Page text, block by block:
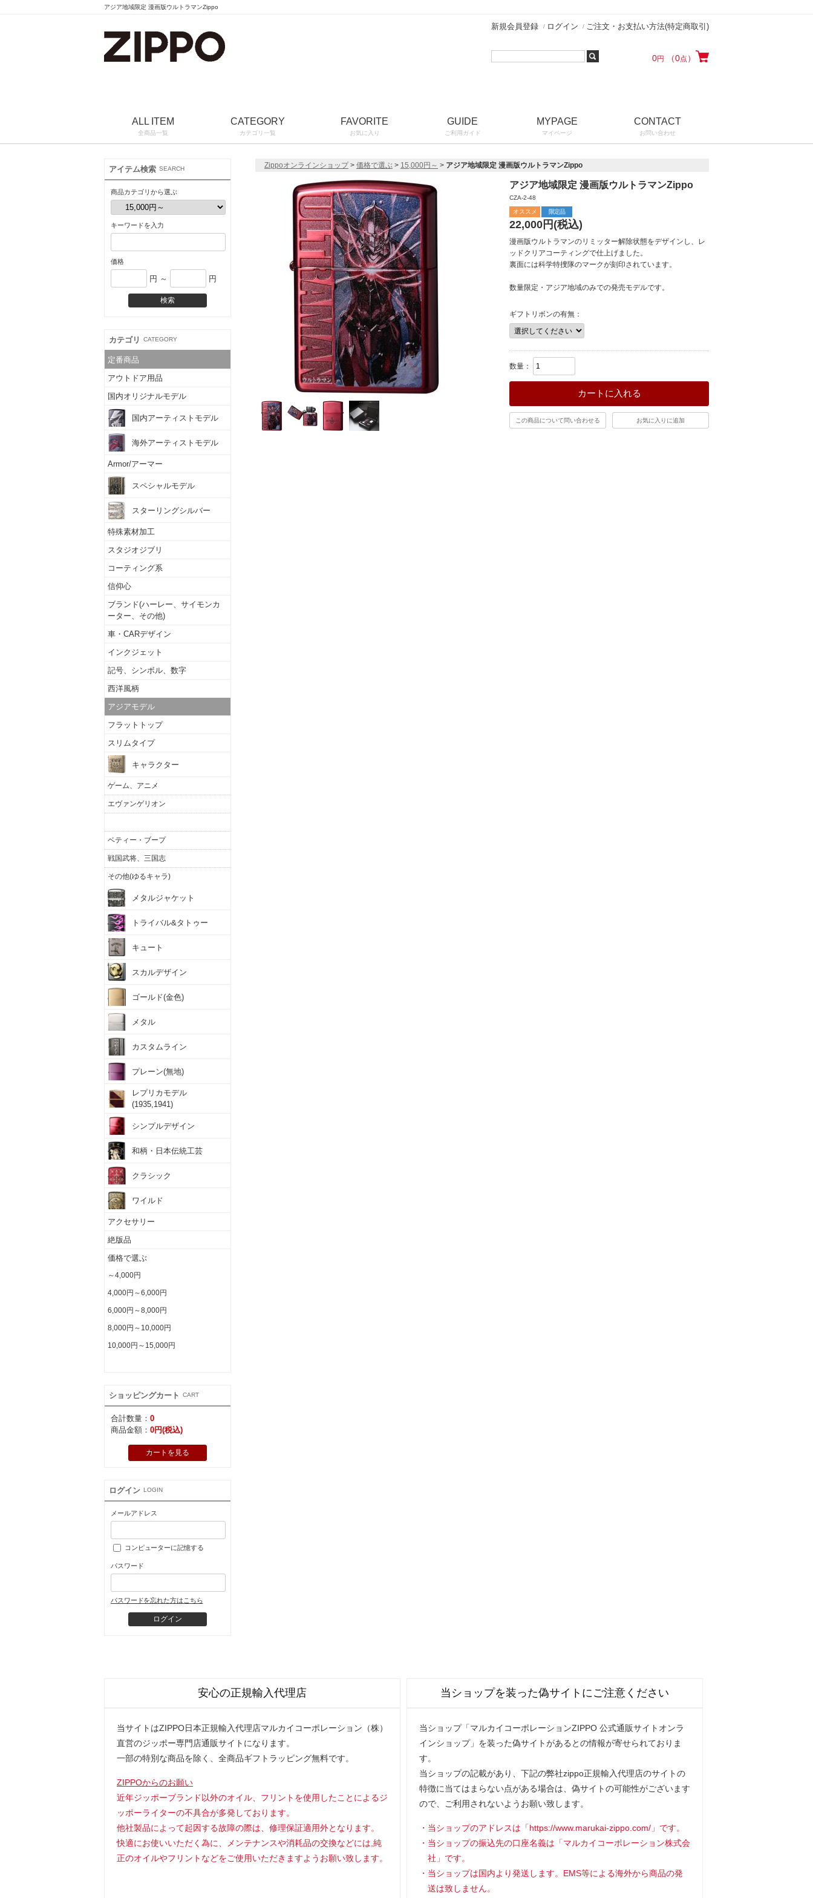
アジア地域限定 漫画版ウルトラマンZippo
新規会員登録 ログイン ご注文・お支払い方法(特定商取引)
0円 （0点 ）
ALL ITEM
全商品一覧
CATEGORY
カテゴリ一覧
FAVORITE
お気に入り
GUIDE
ご利用ガイド
MYPAGE
マイページ
CONTACT
お問い合わせ
アイテム検索 SEARCH
商品カテゴリから選ぶ
キーワードを入力
価格
円 ～ 円
カテゴリ CATEGORY
定番商品
アウトドア用品
国内オリジナルモデル
国内アーティストモデル
海外アーティストモデル
Armor/アーマー
スペシャルモデル
スターリングシルバー
特殊素材加工
スタジオジブリ
コーティング系
信仰心
ブランド(ハーレー、サイモンカ
ーター、その他)
車・CARデザイン
インクジェット
記号、シンボル、数字
西洋風柄
アジアモデル
フラットトップ
スリムタイプ
キャラクター
ゲーム、アニメ
エヴァンゲリオン
ベティー・ブープ
戦国武将、三国志
その他(ゆるキャラ)
メタルジャケット
トライバル&タトゥー
キュート
スカルデザイン
ゴールド(金色)
メタル
カスタムライン
プレーン(無地)
レプリカモデル
(1935,1941)
シンプルデザイン
和柄・日本伝統工芸
クラシック
ワイルド
アクセサリー
絶版品
価格で選ぶ
～4,000円
4,000円～6,000円
6,000円～8,000円
8,000円～10,000円
10,000円～15,000円
ショッピングカート CART
合計数量： 0
商品金額： 0円(税込)
カートを見る
ログイン LOGIN
メールアドレス
コンピューターに記憶する
パスワード
パスワードを忘れた方はこちら
Zippoオンラインショップ> 価格で選ぶ > 15,000円～ > アジア地域限定 漫画版ウルトラマンZippo
アジア地域限定 漫画版ウルトラマンZippo
CZA-2-48
オススメ 限定品
22,000円(税込)
漫画版ウルトラマンのリミッター解除状態をデザインし、レ
ッドクリアコーティングで仕上げました。
裏面には科学特捜隊のマークが刻印されています。
数量限定・アジア地域のみでの発売モデルです。
ギフトリボンの有無：
数量：
カートに入れる
この商品について問い合わせる お気に入りに追加
安心の正規輸入代理店
当サイトはZIPPO日本正規輸入代理店マルカイコーポレーション（株）
直営のジッポー専門店通販サイトになります。
一部の特別な商品を除く、全商品ギフトラッピング無料です。
ZIPPOからのお願い
近年ジッポーブランド以外のオイル、フリントを使用したことによるジ
ッポーライターの不具合が多発しております。
他社製品によって起因する故障の際は、修理保証適用外となります。
快適にお使いいただく為に、メンテナンスや消耗品の交換などには,純
正のオイルやフリントなどをご使用いただきますようお願い致します。
当ショップを装った偽サイトにご注意ください
当ショップ「マルカイコーポレーションZIPPO 公式通販サイトオンラ
インショップ」を装った偽サイトがあるとの情報が寄せられておりま
す。
当ショップの記載があり、下記の弊社zippo正規輸入代理店のサイトの
特徴に当てはまらない点がある場合は、偽サイトの可能性がございます
ので、ご利用されないようお願い致します。
当ショップのアドレスは「https://www.marukai-zippo.com/」です。
当ショップの振込先の口座名義は「マルカイコーポレーション株式会
社」です。
当ショップは国内より発送します。EMS等による海外から商品の発
送は致しません。